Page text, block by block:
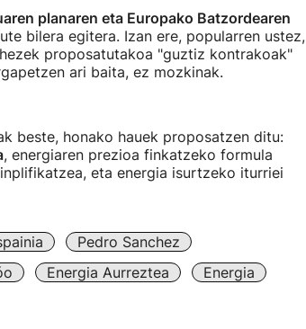
planaren eta Europako Batzordearen
bilera egitera. Izan ere, popularren ustez,
proposatutakoa "guztiz kontrakoak"
ari baita, ez mozkinak.
beste, honako hauek proposatzen ditu:
, energiaren prezioa finkatzeko formula
eta energia isurtzeko iturriei
Pedro Sanchez
Energia Aurreztea Energia